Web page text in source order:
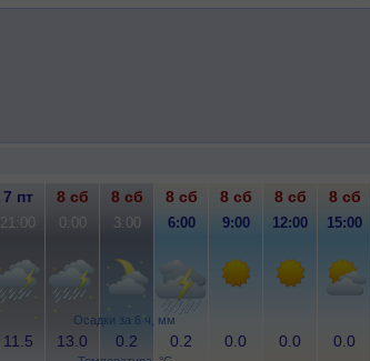
Осадки за 6 ч, мм
7 пт 8 сб 8 сб 8 сб 8 сб 8 сб 8 сб
21:00 0:00 3:00 6:00 9:00 12:00 15:00
11.5 13.0 0.2 0.2 0.0 0.0 0.0